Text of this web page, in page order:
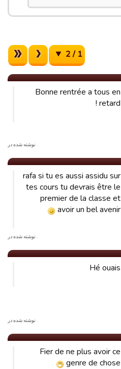
1 / 2
Bonne rentrée a tous en
retard !
. نوشته شده در
rafa si tu es aussi assidu sur
tes cours tu devrais être le
premier de la classe et
avoir un bel avenir
. نوشته شده در
Hé ouais
. نوشته شده در
Fier de ne plus avoir ce
genre de chose